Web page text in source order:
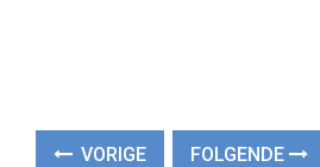
VORIGE FOLGENDE